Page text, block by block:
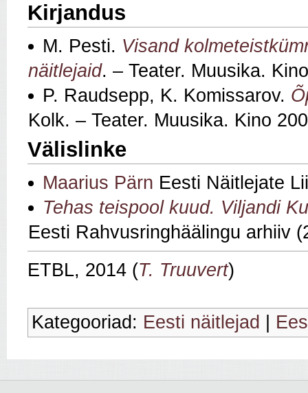
Kirjandus
M. Pesti. Visand
näitlejaid. – Teater. Muusika.
P. Raudsepp, K. Komissarov.
Kolk. – Teater. Muusika. Kino
Välislinke
Maarius Pärn Eesti Näitlejate
Tehas teispool kuud. Viljandi
Eesti Rahvusringhäälingu arhiiv
ETBL, 2014 (T. Truuvert)
Kategooriad: Eesti näitlejad